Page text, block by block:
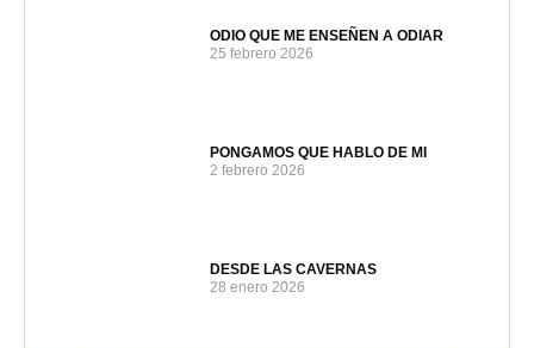
ODIO QUE ME ENSEÑEN A ODIAR
25 febrero 2026
PONGAMOS QUE HABLO DE MI
2 febrero 2026
DESDE LAS CAVERNAS
28 enero 2026